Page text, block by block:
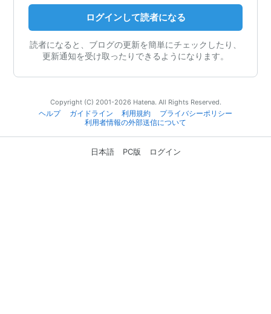
ログインして読者になる
読者になると、ブログの更新を簡単にチェックしたり、
更新通知を受け取ったりできるようになります。
Copyright (C) 2001-2026 Hatena. All Rights Reserved.
ヘルプ
ガイドライン 利用規約
プライバシーポリシー
利用者情報の外部送信について
日本語 PC版 ログイン